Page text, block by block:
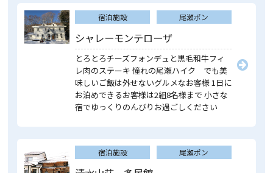
宿泊施設 尾瀬ポン
シャレーモンテローザ
とろとろチーズフォンデュと黒毛和牛フィ
レ肉のステーキ 憧れの尾瀬ハイク でも美
味しいご飯は外せないグルメなお客様 1日に
お泊めできるお客様は2組8名様まで 小さな
宿でゆっくりのんびりお過ごしください
宿泊施設 尾瀬ポン